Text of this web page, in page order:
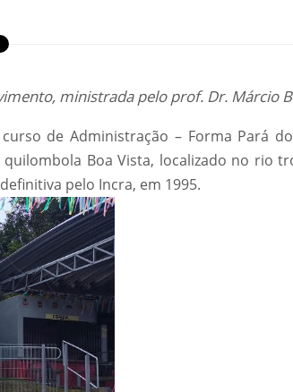
ministrada pelo prof. Dr. Márcio
de Administração – Forma Pará
Boa Vista, localizado no rio
pelo Incra, em 1995.